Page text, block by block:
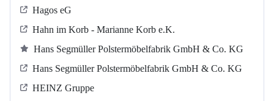
Hagos eG
Hahn im Korb - Marianne Korb e.K.
Hans Segmüller Polstermöbelfabrik GmbH & Co. KG
Hans Segmüller Polstermöbelfabrik GmbH & Co. KG
HEINZ Gruppe